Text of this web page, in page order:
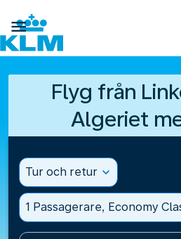

Flyg från
Algeriet
Tur och retur expand_more
1 Passagerare, Economy